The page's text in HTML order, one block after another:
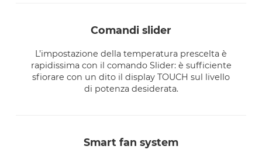
comandi slider
L’impostazione della temperatura prescelta è
rapidissima con il comando Slider: è sufficiente
sfiorare con un dito il display TOUCH sul livello
di potenza desiderata.
smart fan system